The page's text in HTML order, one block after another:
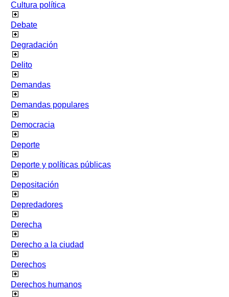
Cultura política
Debate
Degradación
Delito
Demandas
Demandas populares
Democracia
Deporte
Deporte y políticas públicas
Depositación
Depredadores
Derecha
Derecho a la ciudad
Derechos
Derechos humanos